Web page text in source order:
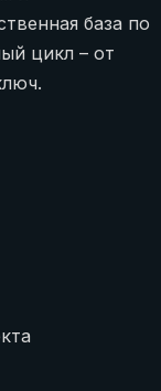
база по
цикл – от